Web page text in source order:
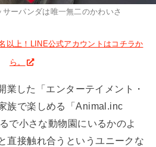
ーパンダは唯一無二のかわいさ
以上！LINE公式アカウントはコチラか
ら。
業した「エンターテイメント・
族で楽しめる「Animal.inc
で小さな動物園にいるかのよ
直接触れ合うというユニークな